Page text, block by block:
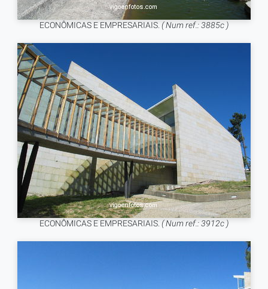
ECONÔMICAS E EMPRESARIAIS. ( Num ref.: 3885c )
ECONÔMICAS E EMPRESARIAIS. ( Num ref.: 3912c )